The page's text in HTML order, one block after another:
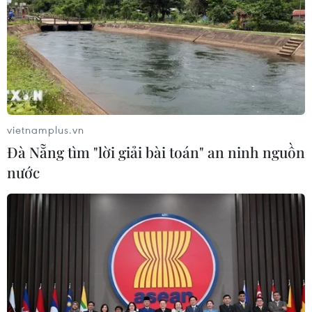
06/08/2026 04:12
Futsal Việt Nam bất bại sau trận hòa
khó tin trước chủ nhà Thái Lan
06/08/2026 02:38
Toàn cảnh ASEAN Cup: Thái
Lan "thắng như chẻ tre", thách thức
tuyển Việt Nam
Nhận định Philippines vs
Thái Lan: Madam Pang treo thưởng
tiền tỷ, "Voi chiến" quyết thắng
vietnamplus.vn
Đà Nẵng tìm "lời giải bài toán" an ninh nguồn
nước